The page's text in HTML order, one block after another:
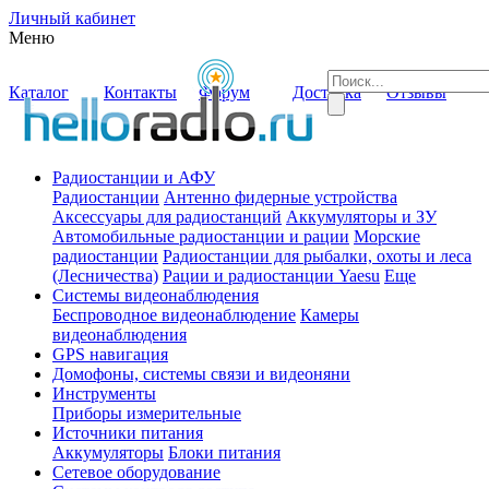
Личный кабинет
Меню
Каталог Контакты Форум Доставка Отзывы
Радиостанции и АФУ
Радиостанции Антенно фидерные устройства
Аксессуары для радиостанций Аккумуляторы и ЗУ
Автомобильные радиостанции и рации Морские
радиостанции Радиостанции для рыбалки, охоты и леса
(Лесничества) Рации и радиостанции Yaesu Еще
Системы видеонаблюдения
Беспроводное видеонаблюдение Камеры
видеонаблюдения
GPS навигация
Домофоны, системы связи и видеоняни
Инструменты
Приборы измерительные
Источники питания
Аккумуляторы Блоки питания
Сетевое оборудование